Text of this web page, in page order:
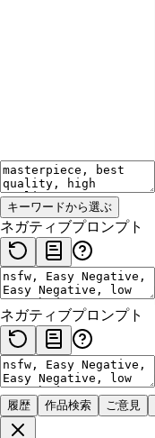
キーワードから選ぶ
ネガティブプロンプト
ネガティブプロンプト
履歴
作品検索 ご意見